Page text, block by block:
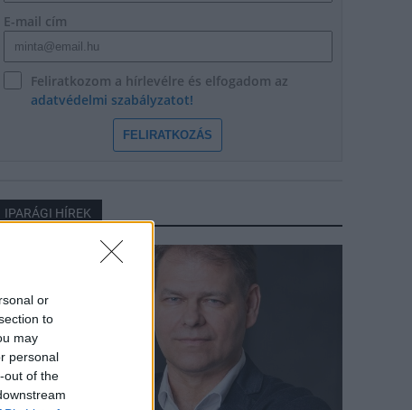
or
to
may
personal
out of the
E-mail cím
Feliratkozom a hírlevélre és elfogadom az
adatvédelmi szabályzatot!
FELIRATKOZÁS
IPARÁGI HÍREK